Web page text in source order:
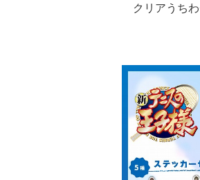
クリアうち